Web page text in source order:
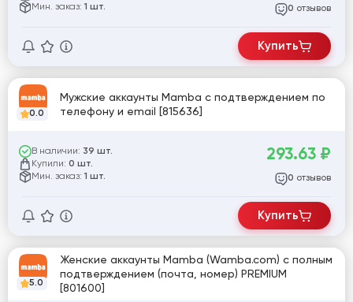
Мин. заказ: 1 шт. 0 отзывов
Купить
0.0
Мужские аккаунты Mamba с подтверждением по
телефону и email [815636]
В наличии: 39 шт.
Купили: 0 шт.
Мин. заказ: 1 шт.
293.63 ₽
0 отзывов
Купить
5.0
Женские аккаунты Mamba (Wamba.com) с полным
подтверждением (почта, номер) PREMIUM
[801600]